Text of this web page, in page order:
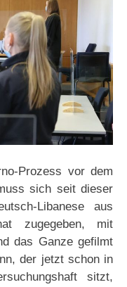
Prozess vor dem
sich seit dieser
Libanese aus
zugegeben, mit
das Ganze gefilmt
der jetzt schon in
sitzt,